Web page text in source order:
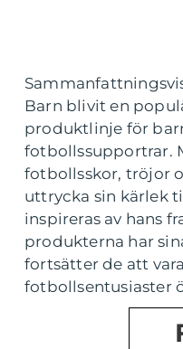
Barn blivit en
produktlinje för
fotbollssupportrar.
fotbollsskor, tröjor
uttrycka sin kärlek
inspireras av hans
produkterna har
fortsätter de att
fotbollsentusiaster